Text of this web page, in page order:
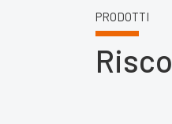
PRODOTTI
Risco